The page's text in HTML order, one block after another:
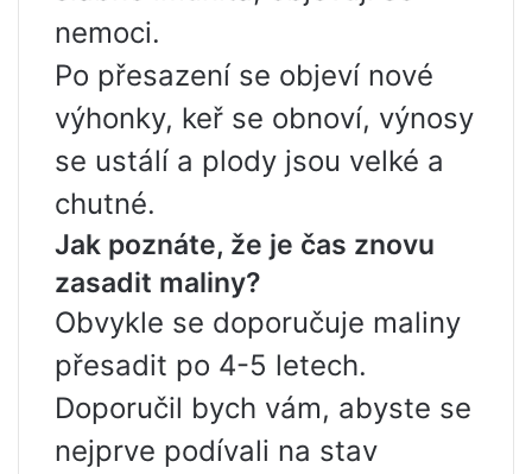
nemoci.
Po přesazení se objeví nové
výhonky, keř se obnoví, výnosy
se ustálí a plody jsou velké a
chutné.
Jak poznáte, že je čas znovu
zasadit maliny?
Obvykle se doporučuje maliny
přesadit po 4-5 letech.
Doporučil bych vám, abyste se
nejprve podívali na stav